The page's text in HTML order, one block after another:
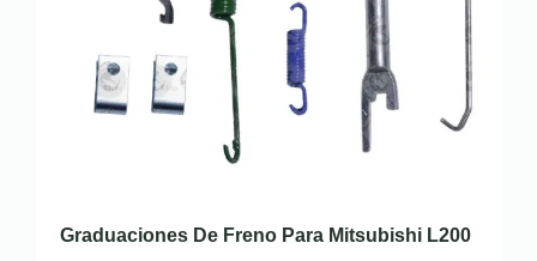
Graduaciones De Freno Para Mitsubishi L200